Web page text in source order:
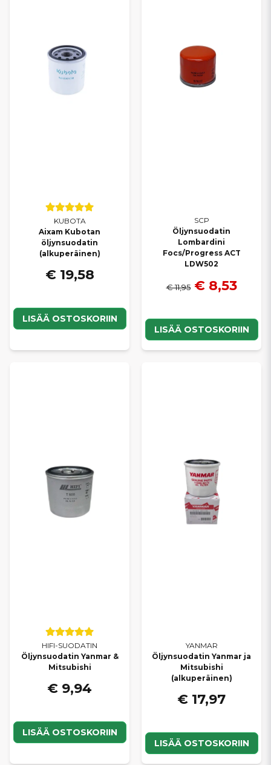
KUBOTA
Aixam Kubotan
öljynsuodatin
(alkuperäinen)
€ 19,58
LISÄÄ OSTOSKORIIN
SCP
Öljynsuodatin
Lombardini
Focs/Progress ACT
LDW502
€ 11,95 € 8,53
LISÄÄ OSTOSKORIIN
HIFI-SUODATIN
Öljynsuodatin Yanmar &
Mitsubishi
€ 9,94
LISÄÄ OSTOSKORIIN
YANMAR
Öljynsuodatin Yanmar ja
Mitsubishi
(alkuperäinen)
€ 17,97
LISÄÄ OSTOSKORIIN